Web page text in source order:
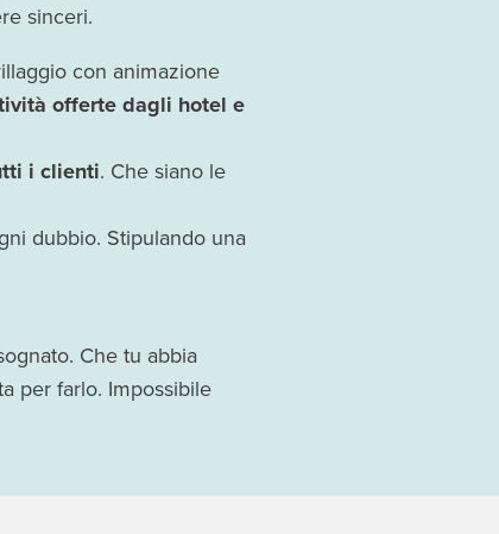
sinceri.
con animazione
offerte dagli hotel e
i clienti. Che siano le
dubbio. Stipulando una
Che tu abbia
per farlo. Impossibile